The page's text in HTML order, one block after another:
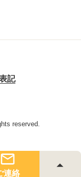
記
reserved.
連絡